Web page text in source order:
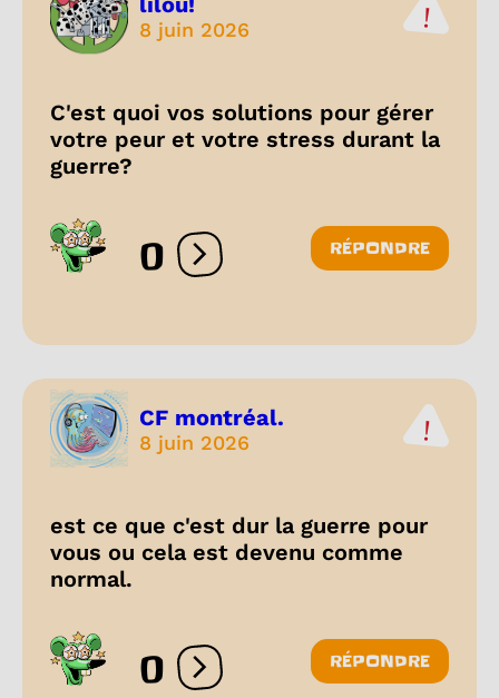
8 juin 2026
C'est quoi vos solutions pour gérer
votre peur et votre stress durant la
guerre?
0 Ouvrir les réactions
RÉPONDRE
CF montréal.
8 juin 2026
est ce que c'est dur la guerre pour
vous ou cela est devenu comme
normal.
0 Ouvrir les réactions
RÉPONDRE